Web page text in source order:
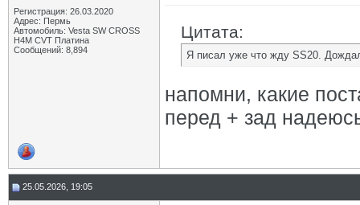
Регистрация: 26.03.2020
Адрес: Пермь
Автомобиль: Vesta SW CROSS
H4M CVT Платина
Сообщений: 8,894
Цитата:
Я писал уже что жду SS20.
напомни, какие
перед + зад
25.05.2026, 19:05